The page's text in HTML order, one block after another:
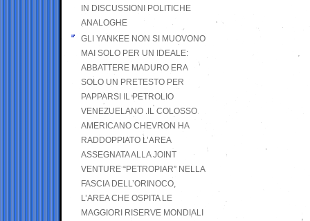
IN DISCUSSIONI POLITICHE
ANALOGHE
GLI YANKEE NON SI MUOVONO
MAI SOLO PER UN IDEALE:
ABBATTERE MADURO ERA
SOLO UN PRETESTO PER
PAPPARSI IL PETROLIO
VENEZUELANO .IL COLOSSO
AMERICANO CHEVRON HA
RADDOPPIATO L’AREA
ASSEGNATA ALLA JOINT
VENTURE “PETROPIAR” NELLA
FASCIA DELL’ORINOCO,
L’AREA CHE OSPITA LE
MAGGIORI RISERVE MONDIALI